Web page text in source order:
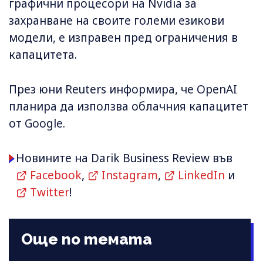
графични процесори на Nvidia за
захранване на своите големи езикови
модели, е изправен пред ограничения в
капацитета.
През юни Reuters информира, че OpenAI
планира да използва облачния капацитет
от Google.
Новините на Darik Business Review във
Facebook, Instagram, LinkedIn и
Twitter!
Още по темата